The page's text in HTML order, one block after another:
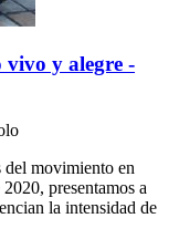
vivo y alegre -
del movimiento en
presentamos a
la intensidad de